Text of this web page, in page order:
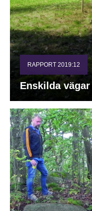
RAPPORT 2019:12
Enskilda